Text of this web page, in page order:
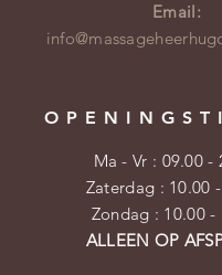
Email:
Ma - Vr : 09.00 -
​​Zaterdag : 10.00
​Zondag : 10.00 -
ALLEEN OP